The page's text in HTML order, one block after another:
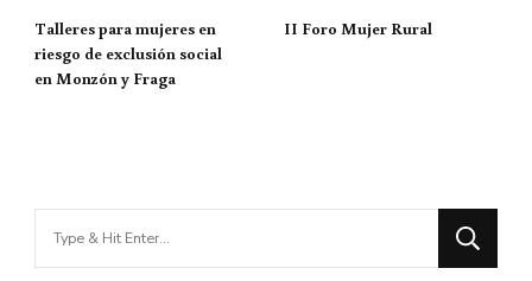
Talleres para mujeres en
riesgo de exclusión social
en Monzón y Fraga
II Foro Mujer Rural